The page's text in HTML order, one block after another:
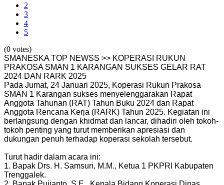
2
3
4
5
(0 votes)
SMANESKA TOP NEWSS >> KOPERASI RUKUN
PRAKOSA SMAN 1 KARANGAN SUKSES GELAR RAT
2024 DAN RARK 2025
Pada Jumat, 24 Januari 2025, Koperasi Rukun Prakosa
SMAN 1 Karangan sukses menyelenggarakan Rapat
Anggota Tahunan (RAT) Tahun Buku 2024 dan Rapat
Anggota Rencana Kerja (RARK) Tahun 2025. Kegiatan ini
berlangsung dengan khidmat dan lancar, dihadiri oleh tokoh-
tokoh penting yang turut memberikan apresiasi dan
dukungan penuh terhadap koperasi sekolah tersebut.
Turut hadir dalam acara ini:
1. Bapak Drs. H. Samsuri, M.M., Ketua 1 PKPRI Kabupaten
Trenggalek.